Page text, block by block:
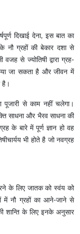
दिखाई देना, इस बात का
ग्रहों की बेकार दशा से
से ज्योतिषी द्वारा ग्रह-
जा सकता है और जीवन में
है।
पूजारी से काम नहीं चलेगा।
साधना और भैरव साधना की
के बारे में पूर्ण ज्ञान हो वह
भी होते है जो नवग्रह
के लिए जातक को स्वंय को
में नौ ग्रहों का आने-जाने से
शान्ति के लिए इनके अनुसार